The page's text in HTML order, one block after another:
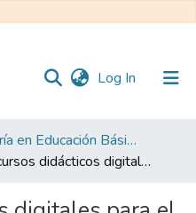
Log In (current)
Maestría en Educación Básica
Recursos didácticos digitales para el aprendizaje de la lectoescritura en los estudiantes de segundo año